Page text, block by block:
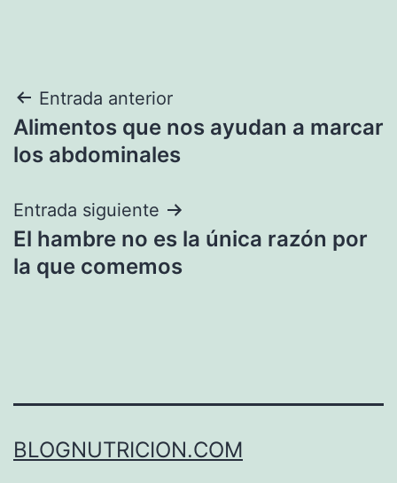
Navegación
de
Entrada anterior
Alimentos que nos ayudan a marcar
los abdominales
Entrada siguiente
El hambre no es la única razón por
la que comemos
BLOGNUTRICION.COM